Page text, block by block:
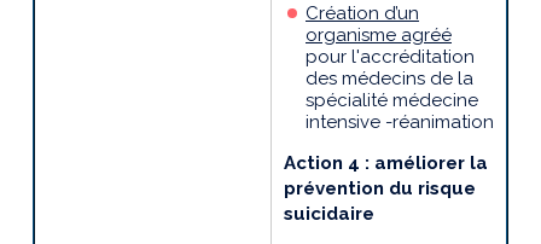
Création d’un
organisme agréé
pour l'accréditation
des médecins de la
spécialité médecine
intensive -réanimation
Action 4 : améliorer la
prévention du risque
suicidaire